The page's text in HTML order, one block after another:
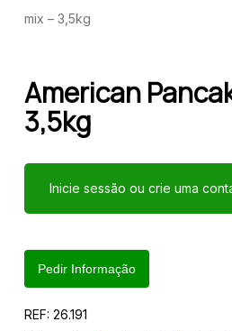
mix – 3,5kg
American
3,5kg
Inicie sessão ou crie uma
Pedir Informação
REF: 26.191